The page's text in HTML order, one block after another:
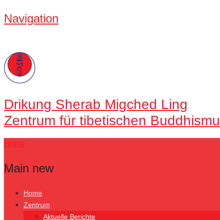
Navigation
Drikung Sherab Migched Ling
Zentrum für tibetischen
Home
Main new
Home
Zentrum
Aktuelle Berichte